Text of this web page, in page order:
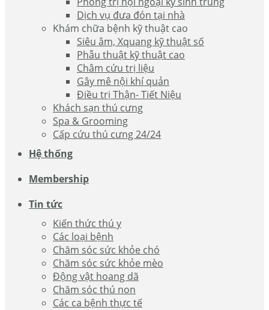
Dịch vụ đưa đón tại nhà
Khám chữa bệnh kỹ thuật cao
Siêu âm, Xquang kỹ thuật số
Phẫu thuật kỹ thuật cao
Châm cứu trị liệu
Gây mê nội khí quản
Điều trị Thận- Tiết Niệu
Khách sạn thú cưng
Spa & Grooming
Cấp cứu thú cưng 24/24
Hệ thống
Membership
Tin tức
Kiến thức thú y
Các loại bệnh
Chăm sóc sức khỏe chó
Chăm sóc sức khỏe mèo
Động vật hoang dã
Chăm sóc thú non
Các ca bệnh thực tế